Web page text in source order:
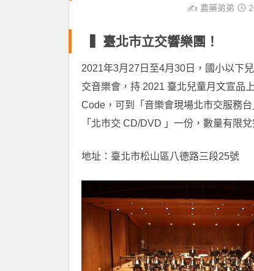
✍️ 農藥弟弟
▍臺北市立交響樂團！
2021年3月27日至4月30日，國小以下
交音樂會，持 2021 臺北兒童月文宣品
Code，可到「音樂會現場北市交服務
「北市交 CD/DVD 」一份，數量有限兌
地址：臺北市松山區八德路三段25號